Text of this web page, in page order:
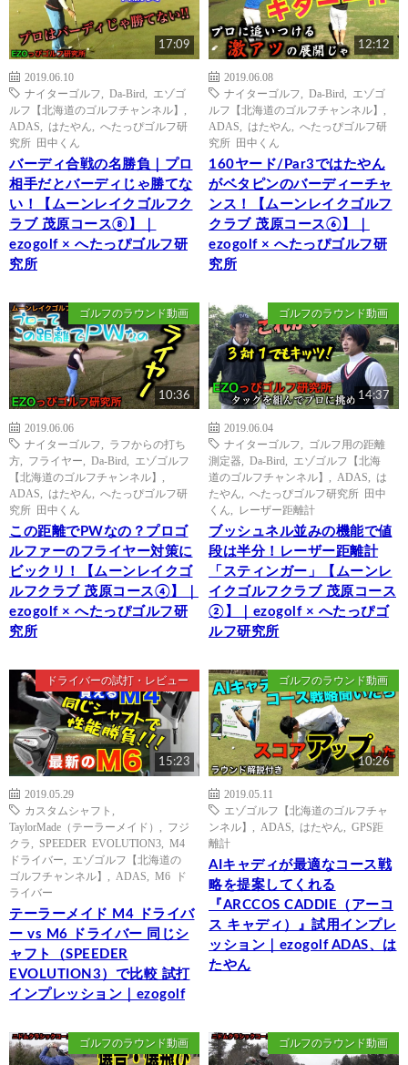
17:09
2019.06.10
ナイターゴルフ
Da-Bird
エゾゴ
ルフ【北海道のゴルフチャンネル】
ADAS
はたやん
へたっぴゴルフ研
究所 田中くん
バーディ合戦の名勝負｜プロ
相手だとバーディじゃ勝てな
い！【ムーンレイクゴルフク
ラブ 茂原コース⑧】｜
ezogolf × へたっぴゴルフ研
究所
12:12
2019.06.08
ナイターゴルフ
Da-Bird
エゾゴ
ルフ【北海道のゴルフチャンネル】
ADAS
はたやん
へたっぴゴルフ研
究所 田中くん
160ヤード/Par3ではたやん
がベタピンのバーディーチャ
ンス！【ムーンレイクゴルフ
クラブ 茂原コース⑥】｜
ezogolf × へたっぴゴルフ研
究所
ゴルフのラウンド動画
10:36
2019.06.06
ナイターゴルフ
ラフからの打ち
方
フライヤー Da-Bird
エゾゴルフ
【北海道のゴルフチャンネル】
ADAS
はたやん
へたっぴゴルフ研
究所 田中くん
この距離でPWなの？プロゴ
ルファーのフライヤー対策に
ビックリ！【ムーンレイクゴ
ルフクラブ 茂原コース④】｜
ezogolf × へたっぴゴルフ研
究所
ゴルフのラウンド動画
14:37
2019.06.04
ナイターゴルフ
ゴルフ用の距離
測定器
Da-Bird
エゾゴルフ【北海
道のゴルフチャンネル】
ADAS
は
たやん
へたっぴゴルフ研究所 田中
くん
レーザー距離計
ブッシュネル並みの機能で値
段は半分！レーザー距離計
「スティンガー」【ムーンレ
イクゴルフクラブ 茂原コース
②】｜ezogolf × へたっぴゴ
ルフ研究所
ドライバーの試打・レビュー
15:23
2019.05.29
カスタムシャフト
TaylorMade（テーラーメイド）
フジ
クラ
SPEEDER EVOLUTION3
M4
ドライバー
エゾゴルフ【北海道の
ゴルフチャンネル】
ADAS
M6 ド
ライバー
テーラーメイド M4 ドライバ
ー vs M6 ドライバー 同じシ
ャフト（SPEEDER
EVOLUTION3）で比較 試打
インプレッション｜ezogolf
ゴルフのラウンド動画
10:26
2019.05.11
エゾゴルフ【北海道のゴルフチャ
ンネル】
ADAS はたやん
GPS距
離計
AIキャディが最適なコース戦
略を提案してくれる
『ARCCOS CADDIE（アーコ
ス キャディ）』試用インプレ
ッション｜ezogolf ADAS、は
たやん
ゴルフのラウンド動画 ゴルフのラウンド動画